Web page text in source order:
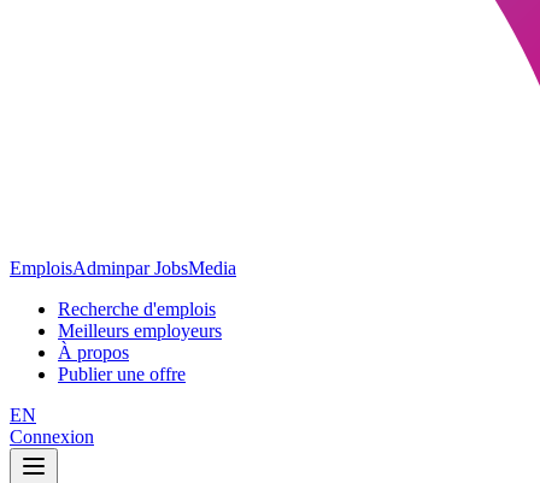
EmploisAdminpar JobsMedia
Recherche d'emplois
Meilleurs employeurs
À propos
Publier une offre
EN
Connexion